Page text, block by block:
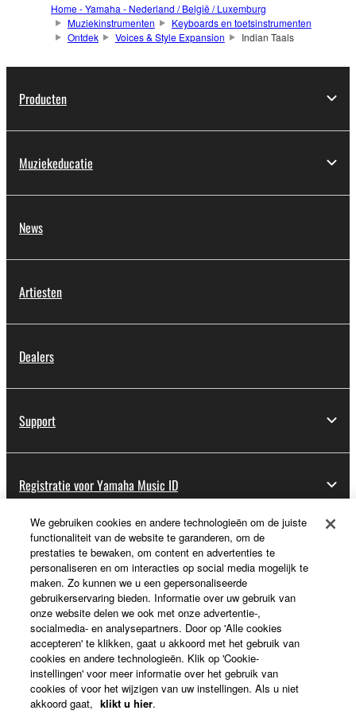
Home - Yamaha - Nederland / België / Luxemburg
Muziekinstrumenten
Keyboards en toetsinstrumenten
Ontdek
Voices & Style Expansion Indian Taals
Producten
Muziekeducatie
News
Artiesten
Dealers
Support
Registratie voor Yamaha Music ID
Over Yamaha
Nederland / België / Luxemburg - Dutch
Business
We gebruiken cookies en andere technologieën om de juiste
functionaliteit van de website te garanderen, om de
prestaties te bewaken, om content en advertenties te
personaliseren en om interacties op social media mogelijk te
maken. Zo kunnen we u een gepersonaliseerde
gebruikerservaring bieden. Informatie over uw gebruik van
onze website delen we ook met onze advertentie-,
socialmedia- en analysepartners. Door op 'Alle cookies
accepteren' te klikken, gaat u akkoord met het gebruik van
cookies en andere technologieën. Klik op 'Cookie-
instellingen' voor meer informatie over het gebruik van
cookies of voor het wijzigen van uw instellingen. Als u niet
akkoord gaat, klikt u hier.